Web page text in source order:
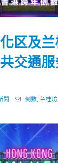
区及
交通
聞 倒数 兰桂坊